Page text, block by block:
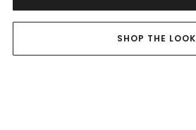
SHOP THE LOOK